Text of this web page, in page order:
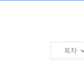
원할 필요가 있음
목차